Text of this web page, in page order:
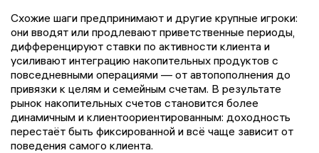
Схожие шаги предпринимают и другие крупные игроки:
они вводят или продлевают приветственные периоды,
дифференцируют ставки по активности клиента и
усиливают интеграцию накопительных продуктов с
повседневными операциями — от автопополнения до
привязки к целям и семейным счетам. В результате
рынок накопительных счетов становится более
динамичным и клиентоориентированным: доходность
перестаёт быть фиксированной и всё чаще зависит от
поведения самого клиента.